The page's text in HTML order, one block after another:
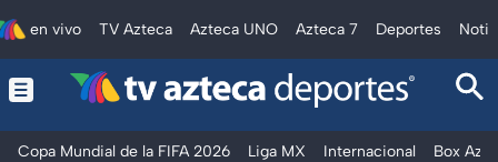
en vivo TV Azteca Azteca UNO Azteca 7 Deportes
Copa Mundial de la FIFA 2026 Liga MX Internacional Box